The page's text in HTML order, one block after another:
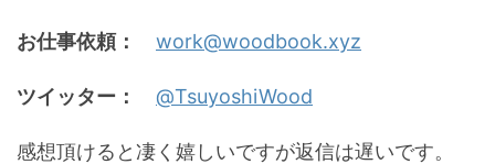
お仕事依頼： work@woodbook.xyz
ツイッター： @TsuyoshiWood
感想頂けると凄く嬉しいですが返信は遅いです。